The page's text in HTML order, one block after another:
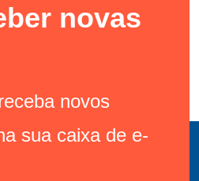
novas
novos
sua caixa de e-